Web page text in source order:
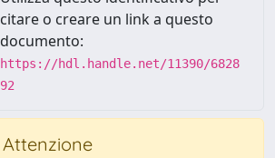
citare o creare un link a questo
documento:
https://hdl.handle.net/11390/6828
92
Attenzione